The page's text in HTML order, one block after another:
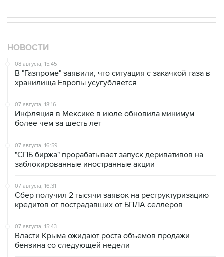
НОВОСТИ
08 августа, 15:45
В "Газпроме" заявили, что ситуация с закачкой газа в
хранилища Европы усугубляется
07 августа, 18:16
Инфляция в Мексике в июле обновила минимум
более чем за шесть лет
07 августа, 16:59
"СПБ биржа" прорабатывает запуск деривативов на
заблокированные иностранные акции
07 августа, 16:31
Сбер получил 2 тысячи заявок на реструктуризацию
кредитов от пострадавших от БПЛА селлеров
07 августа, 15:43
Власти Крыма ожидают роста объемов продажи
бензина со следующей недели